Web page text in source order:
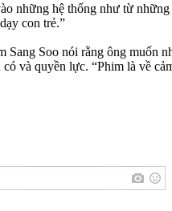
những hệ thống như từ
con trẻ.”
Soo nói rằng ông muốn
và quyền lực. “Phim là về